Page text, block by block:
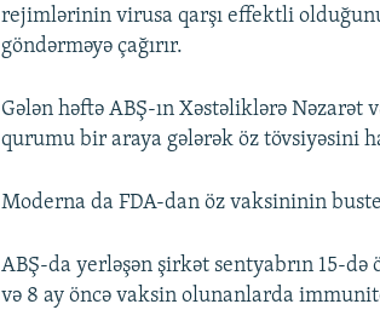
rejimlərinin virusa qarşı effektli
göndərməyə çağırır.
Gələn həftə ABŞ-ın Xəstəliklərə Nəzarət
qurumu bir araya gələrək öz tövsiyəsini
Moderna da FDA-dan öz vaksininin
ABŞ-da yerləşən şirkət sentyabrın 15-də
və 8 ay öncə vaksin olunanlarda